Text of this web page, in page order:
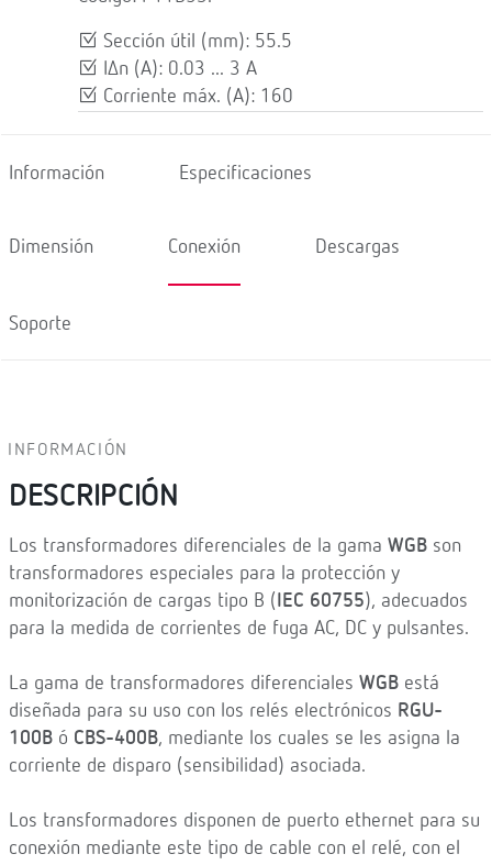
Sección útil (mm): 55.5
IΔn (A): 0.03 ... 3 A
Corriente máx. (A): 160
Información Especificaciones
Dimensión Conexión Descargas
Soporte
INFORMACIÓN
DESCRIPCIÓN
Los transformadores diferenciales de la gama WGB son
transformadores especiales para la protección y
monitorización de cargas tipo B (IEC 60755), adecuados
para la medida de corrientes de fuga AC, DC y pulsantes.
La gama de transformadores diferenciales WGB está
diseñada para su uso con los relés electrónicos RGU-
100B ó CBS-400B, mediante los cuales se les asigna la
corriente de disparo (sensibilidad) asociada.
Los transformadores disponen de puerto ethernet para su
conexión mediante este tipo de cable con el relé, con el